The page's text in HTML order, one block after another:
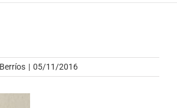
| 05/11/2016